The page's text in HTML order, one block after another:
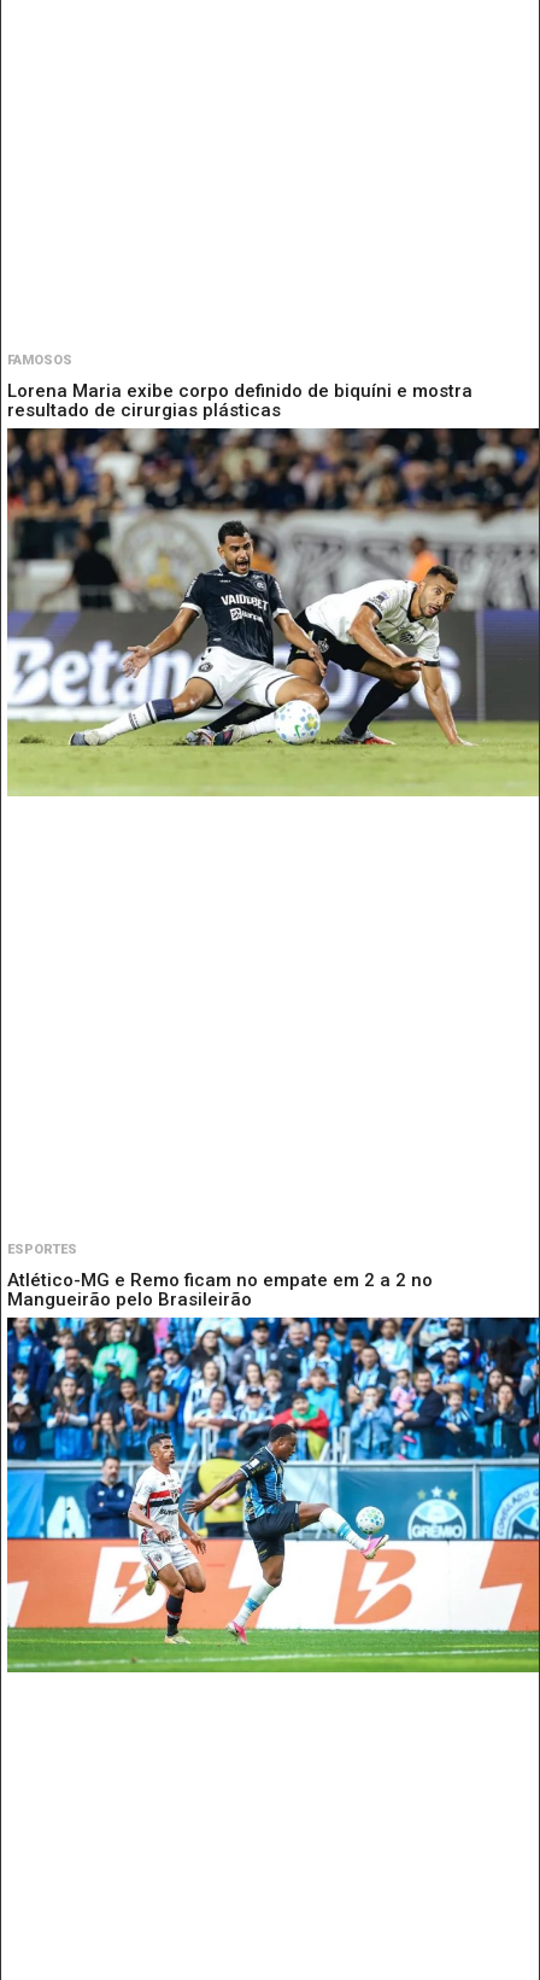
FAMOSOS
Lorena Maria exibe corpo definido de biquíni e mostra
resultado de cirurgias plásticas
ESPORTES
Atlético-MG e Remo ficam no empate em 2 a 2 no
Mangueirão pelo Brasileirão